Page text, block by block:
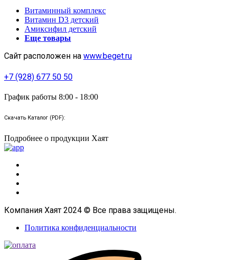
Витаминный комплекс
Витамин D3 детский
Амиксифил детский
Еще товары
Сайт расположен на www.beget.ru
+7 (928) 677 50 50
График работы 8:00 - 18:00
Скачать Каталог (PDF):
Подробнее о продукции Хаят
Компания Хаят 2024 © Все права защищены.
Политика конфиденциальности